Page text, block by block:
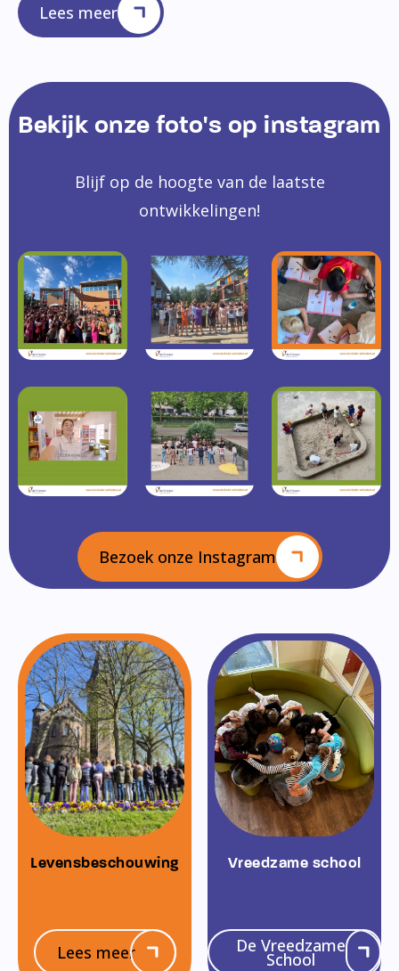
Lees meer
Bekijk onze foto's op instagram
Blijf op de hoogte van de laatste
ontwikkelingen!
Bezoek onze Instagram
Levensbeschouwing
Lees meer
Vreedzame school
De Vreedzame
School